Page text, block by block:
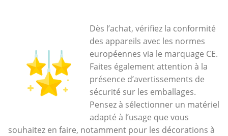
Dès l’achat, vérifiez la conformité
des appareils avec les normes
européennes via le marquage CE.
Faites également attention à la
présence d’avertissements de
sécurité sur les emballages.
Pensez à sélectionner un matériel
adapté à l’usage que vous
souhaitez en faire, notamment pour les décorations à